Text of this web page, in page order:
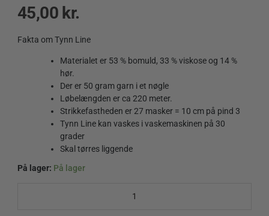
45,00 kr.
Fakta om Tynn Line
Materialet er 53 % bomuld, 33 % viskose og 14 %
hør.
Der er 50 gram garn i et nøgle
Løbelængden er ca 220 meter.
Strikkefastheden er 27 masker = 10 cm på pind 3
Tynn Line kan vaskes i vaskemaskinen på 30
grader
Skal tørres liggende
På lager: På lager